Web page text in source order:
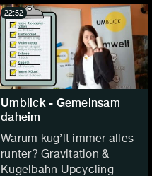
Umblick - Gemeinsam
daheim
Warum kug’lt immer alles
runter? Gravitation &
Kugelbahn Upcycling
22:52